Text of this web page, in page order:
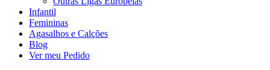
Infantil
Femininas
Agasalhos e Calções
Blog
Ver meu Pedido